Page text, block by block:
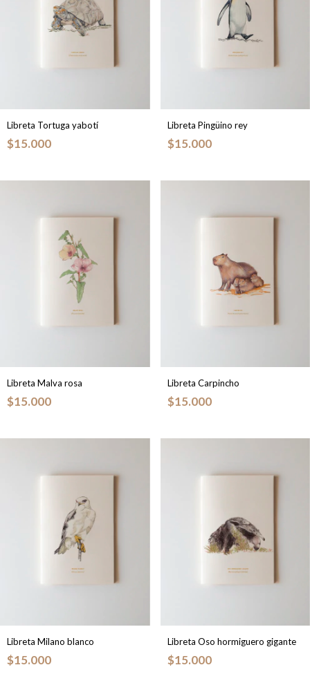
Libreta Tortuga yabotí
$15.000
Libreta Pingüino rey
$15.000
Libreta Malva rosa
$15.000
Libreta Carpincho
$15.000
Libreta Milano blanco
$15.000
Libreta Oso hormiguero gigante
$15.000